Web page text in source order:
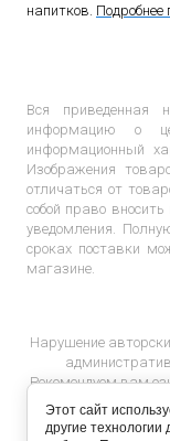
напитков. Подробнее
Вся приведенная
информацию о
информационный
Изображения
отличаться от
собой право
уведомления.
сроках поставки
магазине.
Нарушение
Рекомендуем вам
Этот сайт
другие